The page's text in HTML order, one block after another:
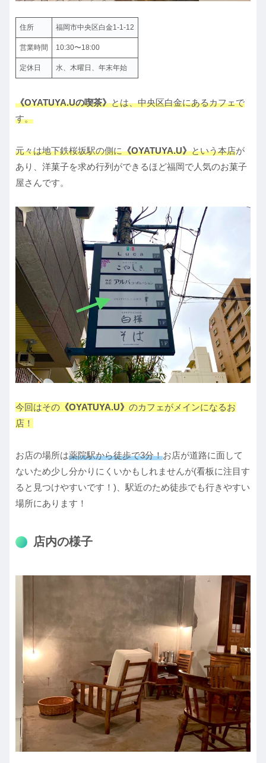
住所 福岡市中央区白金1-1-12
営業時間 10:30〜18:00
定休日 水、木曜日、年末年始
《OYATUYA.Uの喫茶》とは、中央区白金にあるカフェで
す。
元々は地下鉄桜坂駅の側に《OYATUYA.U》という本店が
あり、洋菓子を求め行列ができるほど福岡で人気のお菓子
屋さんです。
今回はその 《OYATUYA.U》 のカフェがメインになるお
店！
お店の場所は薬院駅から徒歩で3分！お店が道路に面して
ないため少し分かりにくいかもしれませんが(看板に注目す
ると見つけやすいです！)、駅近のため徒歩でも行きやすい
場所にあります！
店内の様子